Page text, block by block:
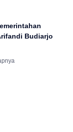
Budiarjo